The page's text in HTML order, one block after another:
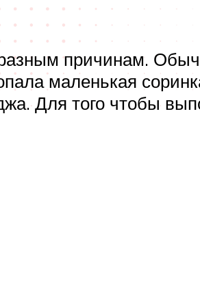
причинам.
маленькая
Для того чтобы